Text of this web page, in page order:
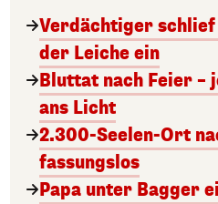
Verdächtiger
der Leiche ein
Bluttat nach Feier –
ans Licht
2.300-Seelen-Ort
fassungslos
Papa unter Bagger